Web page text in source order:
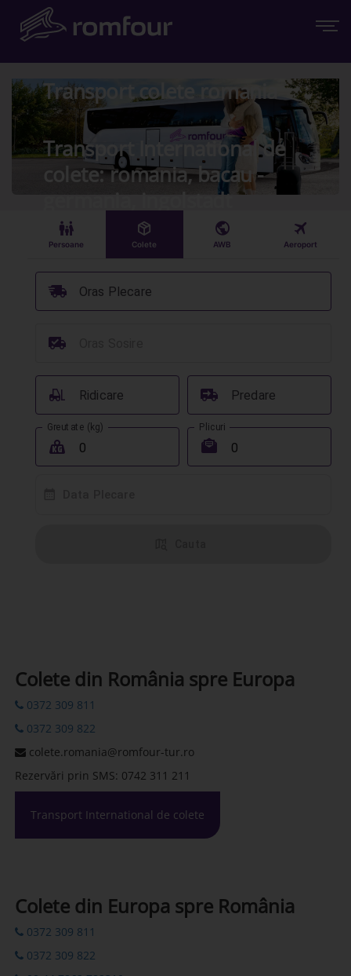
Transport colete romania
Transport International de
colete: romania, bacau -
germania, ingolstadt
󱠣
Persoane
󰏗
Colete
󰇧
AWB
󰀝
Aeroport
Oras Plecare
󰞈
󰳔
Ridicare
󰟉 Predare
󰔾
Greutate (kg)
󰖢
Plicuri
󰾱
Colete din România spre Europa
0372 309 811
0372 309 822
colete.romania@romfour-tur.ro
Rezervări prin SMS: 0742 311 211
Transport International de colete
Colete din Europa spre România
0372 309 811
0372 309 822